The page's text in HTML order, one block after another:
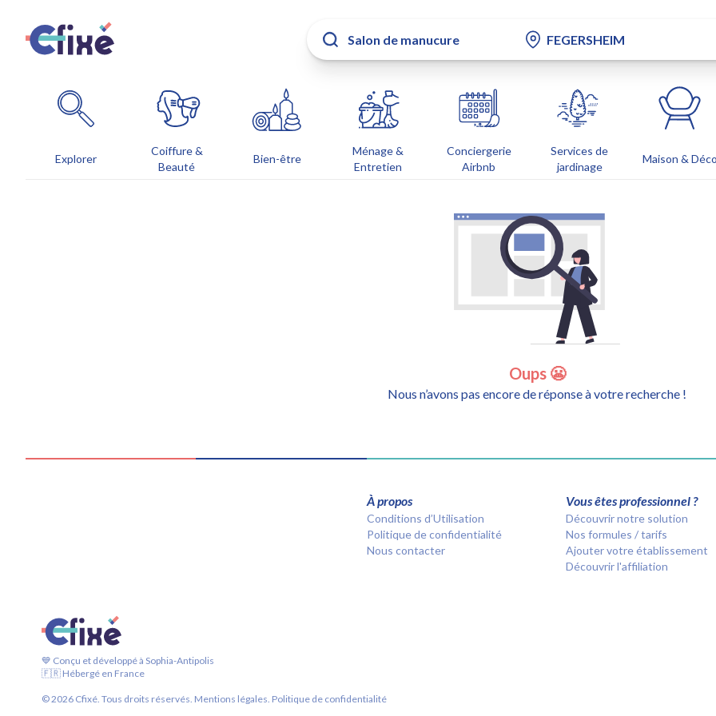
Explorer
Coiffure &
Beauté
Bien-être
Ménage &
Entretien
Conciergerie
Airbnb
Services de
jardinage
Maison & Déco
Oups 😬
Nous n’avons pas encore de réponse à votre recherche !
À propos
Conditions d’Utilisation
Politique de confidentialité
Nous contacter
Vous êtes professionnel ?
Découvrir notre solution
Nos formules / tarifs
Ajouter votre établissement
Découvrir l'affiliation
💙 Conçu et développé à Sophia-Antipolis
🇫🇷 Hébergé en France
©2026 Cfixé. Tous droits réservés. Mentions légales. Politique de confidentialité